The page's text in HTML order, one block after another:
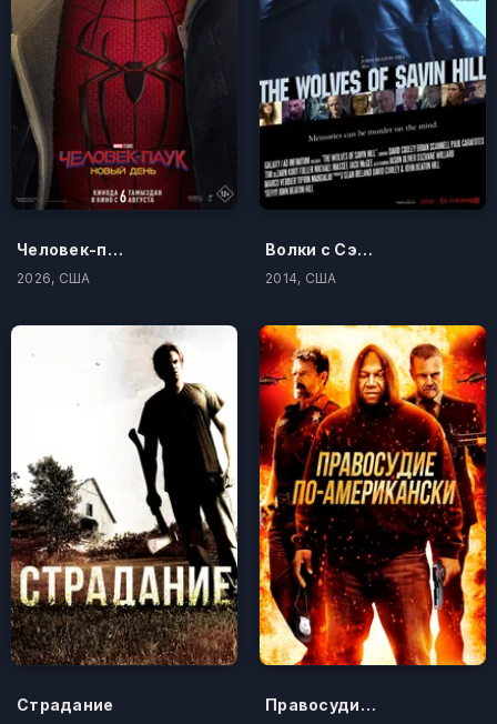
Человек-паук: Новый день
2026, США
Волки с Сэйвин-Хилл
2014, США
Страдание Правосудие по-американски